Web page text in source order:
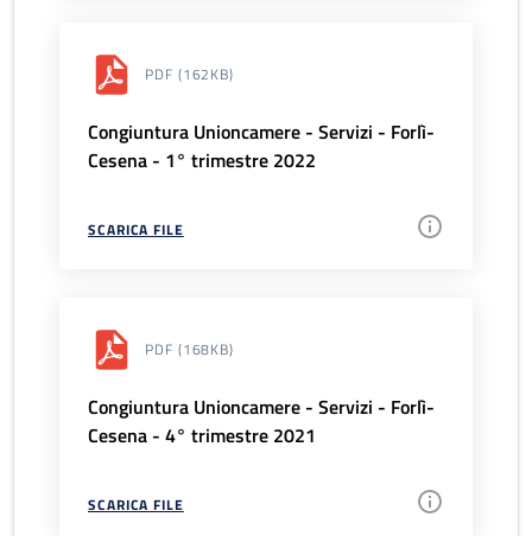
PDF (162KB)
Congiuntura Unioncamere - Servizi - Forlì-
Cesena - 1° trimestre 2022
SCARICA FILE
PDF (168KB)
Congiuntura Unioncamere - Servizi - Forlì-
Cesena - 4° trimestre 2021
SCARICA FILE